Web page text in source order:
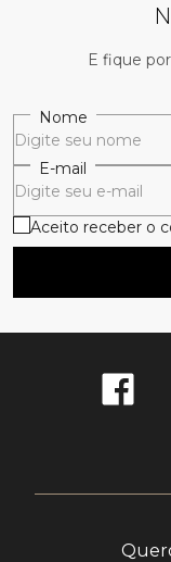
E fique
Nome
E-mail
Aceito receber o